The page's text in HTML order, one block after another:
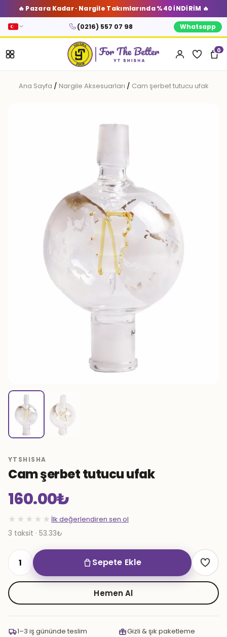
🔥 Pazara Kadar · Nargile Takımlarında %40 İNDİRİM 🔥
(0216) 557 07 98 Whatsapp
0
Ana Sayfa / Nargile Aksesuarları / Cam şerbet tutucu ufak
YTSHISHA
Cam şerbet tutucu ufak
160.00₺
★★★★★ İlk değerlendiren sen ol
3 taksit · 53.33₺
Cam
şerbet
tutucu
ufak
Sepete Ekle
Hemen Al
1–3 iş gününde teslim
Gizli & şık paketleme